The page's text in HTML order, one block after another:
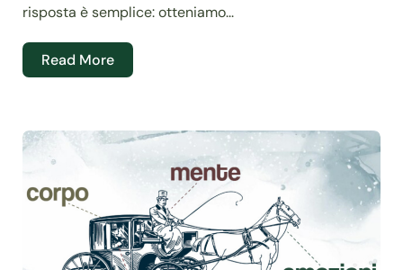
risposta è semplice: otteniamo...
Read More